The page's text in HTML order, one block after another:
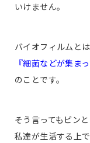
いけません。
バイオフィルムとは
『細菌などが集ま
のことです。
そう言ってもピン
私達が生活する上